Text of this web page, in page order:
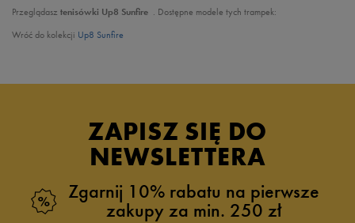
Przeglądasz tenisówki Up8 Sunfire . Dostępne modele tych trampek:
Wróć do kolekcji Up8 Sunfire
ZAPISZ SIĘ DO
NEWSLETTERA
Zgarnij 10% rabatu na pierwsze
zakupy za min. 250 zł